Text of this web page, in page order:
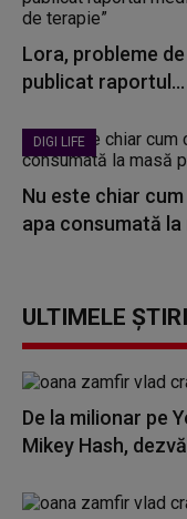
Lora, probleme
publicat raportul...
DIGI LIFE
Nu este chiar
apa consumată la
ULTIMELE
De la milionar pe
Mikey Hash,